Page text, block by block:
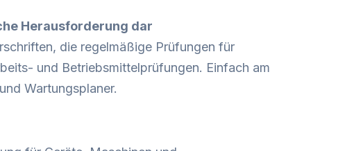
Herausforderung dar
die regelmäßige Prüfungen für
und Betriebsmittelprüfungen. Einfach am
Wartungsplaner.